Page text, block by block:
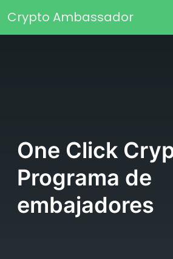
Navegación
Crypto Ambassador
One Click
Programa de
embajadores